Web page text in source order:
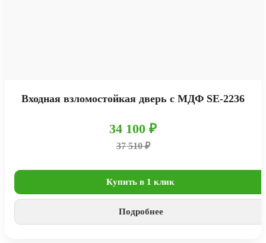
Входная взломостойкая дверь с МДФ SE-2236
34 100 ₽
37 510 ₽
Купить в 1 клик
Подробнее